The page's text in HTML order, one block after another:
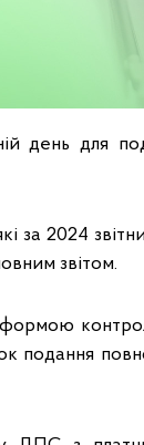
день для
за 2024
звітом.
подання